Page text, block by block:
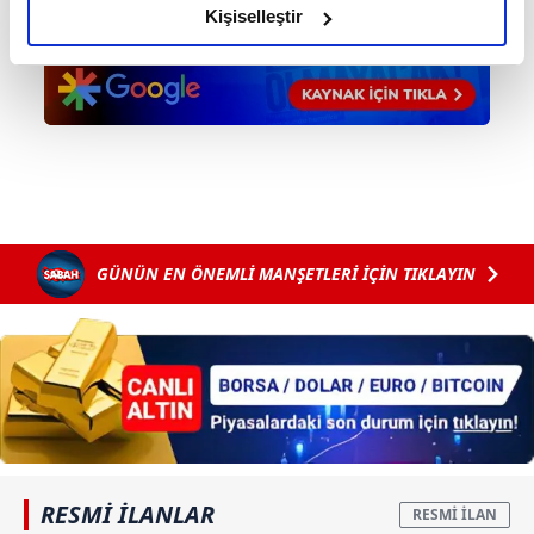
olduğunu ve sizlere en iyi içerikleri sunabilmek adına
elimizden gelen çabayı gösterdiğimizi ve bu noktada,
reklamların maliyetlerimizi karşılamak noktasında tek gelir
kalemimiz olduğunu sizlere hatırlatmak isteriz.
Sizlere daha iyi bir hizmet sunabilmek için İnternet
Sitemizde kendimize ve üçüncü kişilere ait çerezler
kullanılmaktadır. Bu çerezler vasıtasıyla çeşitli kişisel
verileriniz işlenmekte olup gerekli olan çerezler bilgi
toplumu hizmetlerinin sunulması amacıyla
kullanılmaktadır. Diğer çerezler, sitemizin daha işlevsel
kılınması ve kişiselleştirilmesi ve sizlere yönelik
sınırlı olarak açık rızanız dahilinde kullanılacaktır.
Kişiselleştir
GÜNÜN EN ÖNEMLİ MANŞETLERİ İÇİN TIKLAYIN
RESMİ İLANLAR